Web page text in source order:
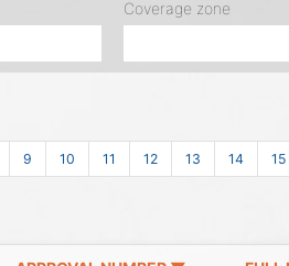
Coverage zone
9 10 11 12 13 14 15